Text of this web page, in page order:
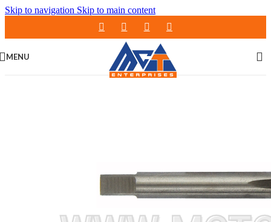
Skip to navigation Skip to main content
MENU